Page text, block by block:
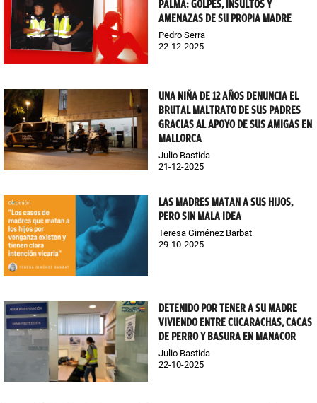
PALMA: GOLPES, INSULTOS Y
AMENAZAS DE SU PROPIA MADRE
Pedro Serra
22-12-2025
UNA NIÑA DE 12 AÑOS DENUNCIA EL
BRUTAL MALTRATO DE SUS PADRES
GRACIAS AL APOYO DE SUS AMIGAS EN
MALLORCA
Julio Bastida
21-12-2025
LAS MADRES MATAN A SUS HIJOS,
PERO SIN MALA IDEA
Teresa Giménez Barbat
29-10-2025
DETENIDO POR TENER A SU MADRE
VIVIENDO ENTRE CUCARACHAS, CACAS
DE PERRO Y BASURA EN MANACOR
Julio Bastida
22-10-2025